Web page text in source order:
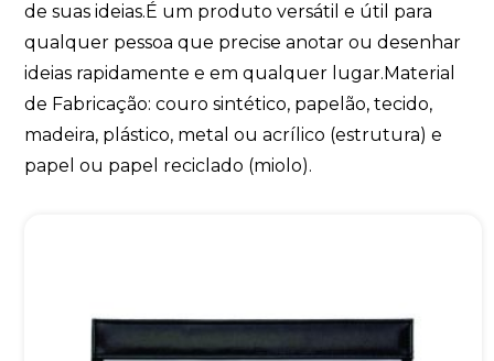
de suas ideias.É um produto versátil e útil para
qualquer pessoa que precise anotar ou desenhar
ideias rapidamente e em qualquer lugar.Material
de Fabricação: couro sintético, papelão, tecido,
madeira, plástico, metal ou acrílico (estrutura) e
papel ou papel reciclado (miolo).